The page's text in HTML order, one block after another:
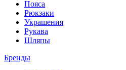
Пояса
Рюкзаки
Украшения
Рукава
Шляпы
Бренды